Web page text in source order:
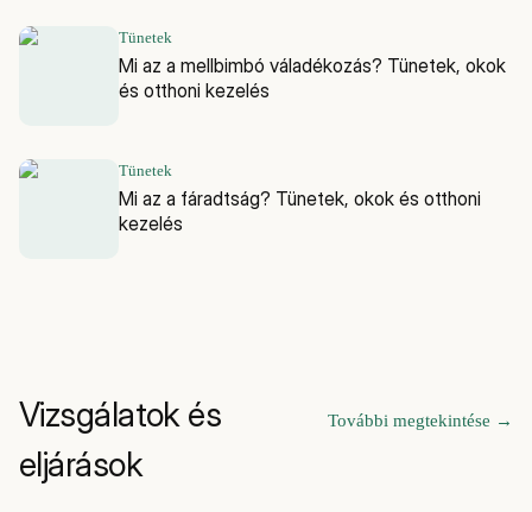
Tünetek
Mi az a mellbimbó váladékozás? Tünetek, okok
és otthoni kezelés
Tünetek
Mi az a fáradtság? Tünetek, okok és otthoni
kezelés
Vizsgálatok és
eljárások
További megtekintése →